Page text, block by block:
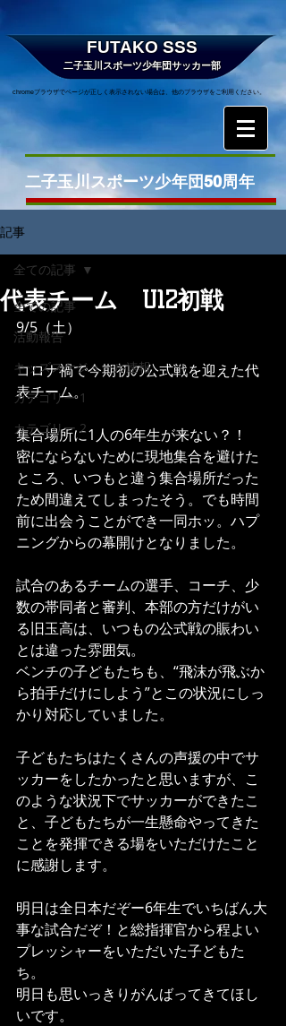
FUTAKO SSS
二子玉川スポーツ少年団サッカー部
chromeブラウザでページが正しく表示されない場合は、他のブラウザをご利用ください。
二子玉川スポーツ少年団50周年
記事
全ての記事
活動報告
キッズスケジュール速報
カテゴリー 1
カテゴリー 2
全ての記事
代表チーム U12初戦
9/5（土）
コロナ禍で今期初の公式戦を迎えた代
表チーム。
集合場所に1人の6年生が来ない？！
密にならないために現地集合を避けた
ところ、いつもと違う集合場所だった
ため間違えてしまったそう。でも時間
前に出会うことができ一同ホッ。ハプ
ニングからの幕開けとなりました。
試合のあるチームの選手、コーチ、少
数の帯同者と審判、本部の方だけがい
る旧玉高は、いつもの公式戦の賑わい
とは違った雰囲気。
ベンチの子どもたちも、“飛沫が飛ぶか
ら拍手だけにしよう”とこの状況にしっ
かり対応していました。
子どもたちはたくさんの声援の中でサ
ッカーをしたかったと思いますが、こ
のような状況下でサッカーができたこ
と、子どもたちが一生懸命やってきた
ことを発揮できる場をいただけたこと
に感謝します。
明日は全日本だぞー6年生でいちばん大
事な試合だぞ！と総指揮官から程よい
プレッシャーをいただいた子どもた
ち。
明日も思いっきりがんばってきてほし
いです。